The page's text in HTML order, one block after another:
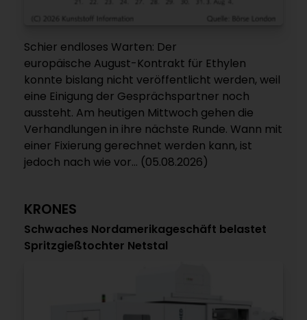
Schier endloses Warten: Der
europäische August-Kontrakt für Ethylen
konnte bislang nicht veröffentlicht werden, weil
eine Einigung der Gesprächspartner noch
aussteht. Am heutigen Mittwoch gehen die
Verhandlungen in ihre nächste Runde. Wann mit
einer Fixierung gerechnet werden kann, ist
jedoch nach wie vor... (05.08.2026)
KRONES
Schwaches Nordamerikageschäft belastet
Spritzgießtochter Netstal